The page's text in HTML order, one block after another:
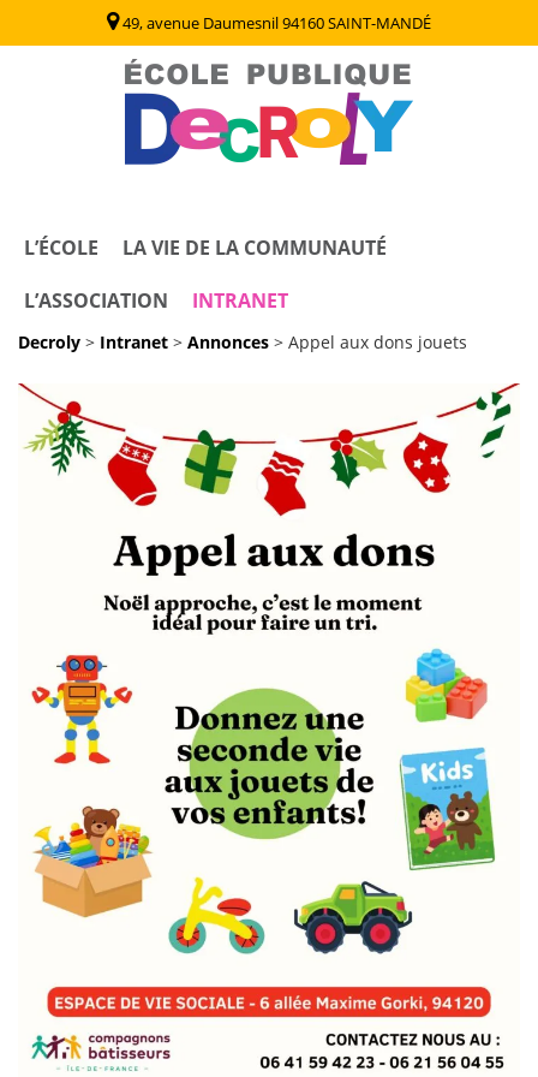
49, avenue Daumesnil 94160 SAINT-MANDÉ
L’ÉCOLE
LA VIE DE LA COMMUNAUTÉ
L’ASSOCIATION
INTRANET
Decroly > Intranet > Annonces > Appel aux dons jouets